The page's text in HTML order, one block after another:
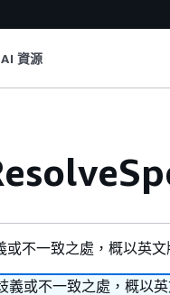
AI 資源
不一致之處，概以英文
或不一致之處，概以英